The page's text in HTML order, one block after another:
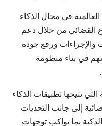
في مجال الذكاء
القضائي من خلال دعم
والإجراءات ورفع جودة
في بناء منظومة
تتيحها تطبيقات الذكاء
إلى جانب التحديات
بما يواكب توجهات